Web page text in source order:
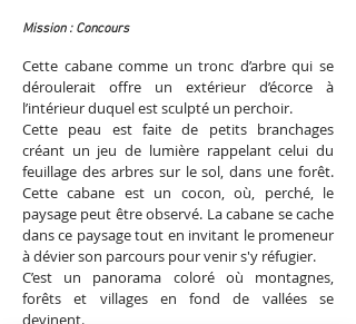
Mission : Concours
Cette cabane comme un tronc d’arbre qui se
déroulerait offre un extérieur d’écorce à
l’intérieur duquel est sculpté un perchoir.
Cette peau est faite de petits branchages
créant un jeu de lumière rappelant celui du
feuillage des arbres sur le sol, dans une forêt.
Cette cabane est un cocon, où, perché, le
paysage peut être observé. La cabane se cache
dans ce paysage tout en invitant le promeneur
à dévier son parcours pour venir s'y réfugier.
C’est un panorama coloré où montagnes,
forêts et villages en fond de vallées se
devinent.